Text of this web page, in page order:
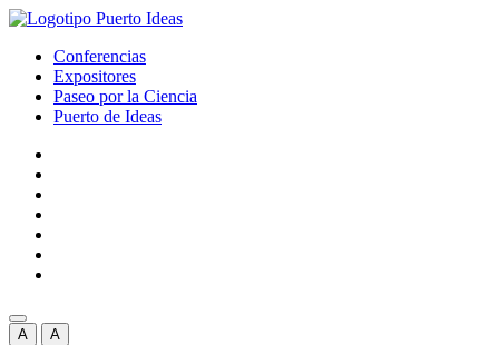
Conferencias
Expositores
Paseo por la Ciencia
Puerto de Ideas
A A